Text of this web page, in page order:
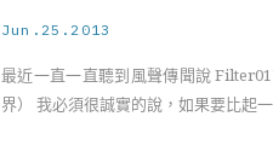
Jun.25.2013
最近一直一直聽到風聲傳聞說
界） 我必須很誠實的說，如果要比起